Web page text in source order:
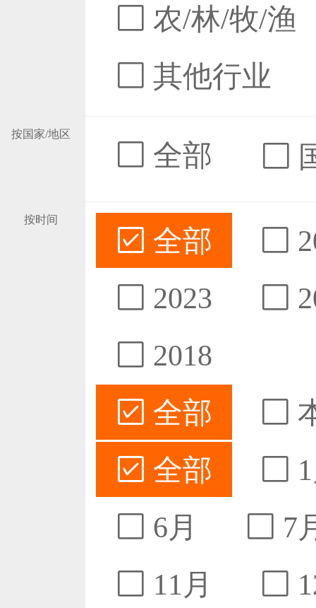
农/林/牧/渔
其他行业
按国家/地区
全部
按时间
全部
2023
2018
全部
全部
6月
7
11月